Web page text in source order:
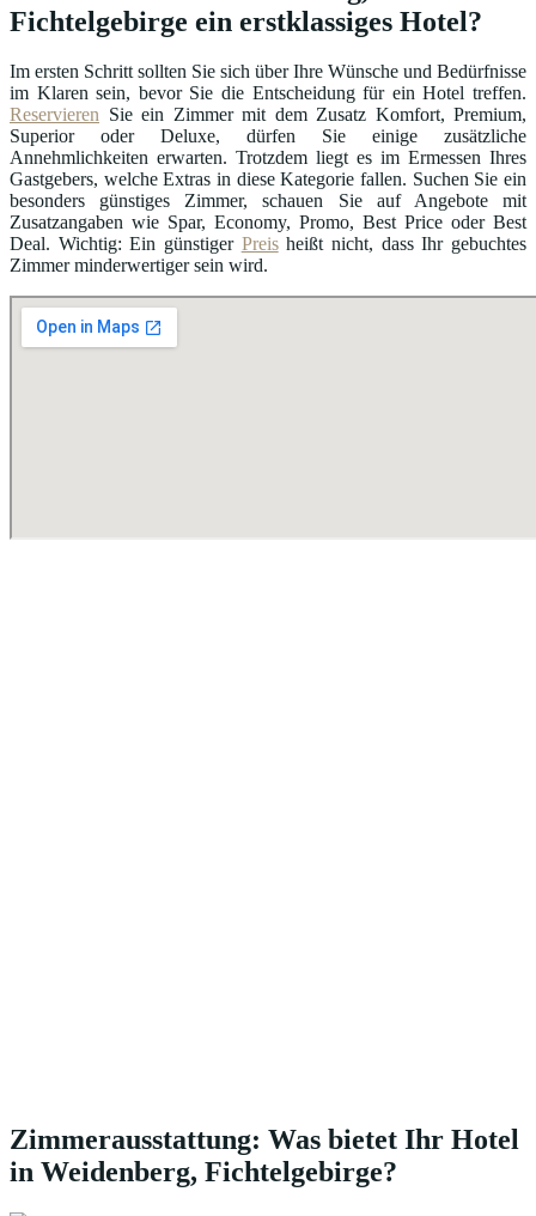
Fichtelgebirge ein erstklassiges Hotel?
Im ersten Schritt sollten Sie sich über Ihre Wünsche und Bedürfnisse
im Klaren sein, bevor Sie die Entscheidung für ein Hotel treffen.
Reservieren Sie ein Zimmer mit dem Zusatz Komfort, Premium,
Superior oder Deluxe, dürfen Sie einige zusätzliche
Annehmlichkeiten erwarten. Trotzdem liegt es im Ermessen Ihres
Gastgebers, welche Extras in diese Kategorie fallen. Suchen Sie ein
besonders günstiges Zimmer, schauen Sie auf Angebote mit
Zusatzangaben wie Spar, Economy, Promo, Best Price oder Best
Deal. Wichtig: Ein günstiger Preisheißt nicht, dass Ihr gebuchtes
Zimmer minderwertiger sein wird.
Zimmerausstattung: Was bietet Ihr Hotel
in Weidenberg, Fichtelgebirge?